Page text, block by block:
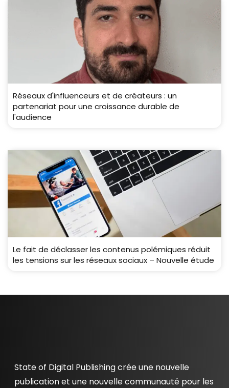
Réseaux d'influenceurs et de créateurs : un
partenariat pour une croissance durable de
l'audience
Le fait de déclasser les contenus polémiques réduit
les tensions sur les réseaux sociaux – Nouvelle étude
State of Digital Publishing crée une nouvelle
publication et une nouvelle communauté pour les